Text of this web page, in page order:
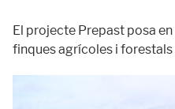
El projecte Prepast posa
finques agrícoles i